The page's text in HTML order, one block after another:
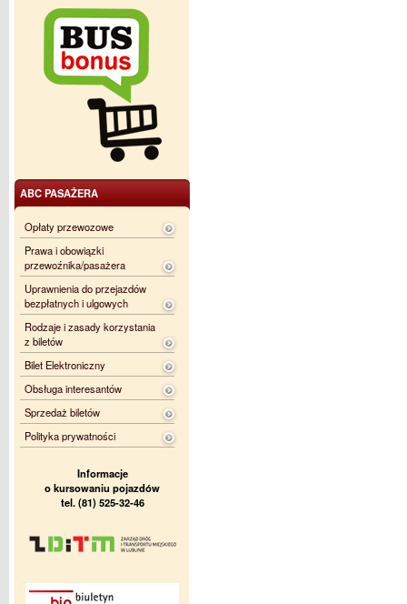
ABC PASAŻERA
Opłaty przewozowe
Prawa i obowiązki
przewoźnika/pasażera
Uprawnienia do przejazdów
bezpłatnych i ulgowych
Rodzaje i zasady korzystania
z biletów
Bilet Elektroniczny
Obsługa interesantów
Sprzedaż biletów
Polityka prywatności
Informacje
o kursowaniu pojazdów
tel. (81) 525-32-46